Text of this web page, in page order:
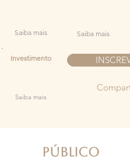
Saiba mais Saiba mais
Investimento
Saiba mais
PÚBLICO